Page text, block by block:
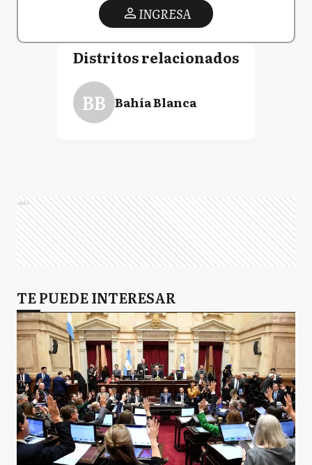
INGRESA
Distritos relacionados
BB Bahía Blanca
Ads
TE PUEDE INTERESAR